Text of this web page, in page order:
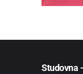
Studovna